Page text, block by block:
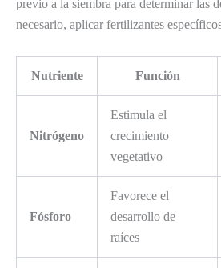
previo a la siembra para determinar las
necesario, aplicar fertilizantes
Nutriente Función
Nitrógeno
Estimula el
crecimiento
vegetativo
Fósforo
Favorece el
desarrollo de
raíces